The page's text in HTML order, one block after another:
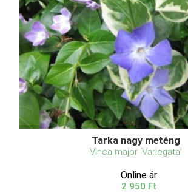
Tarka nagy meténg
Vinca major 'Variegata'
Online ár
2 950 Ft